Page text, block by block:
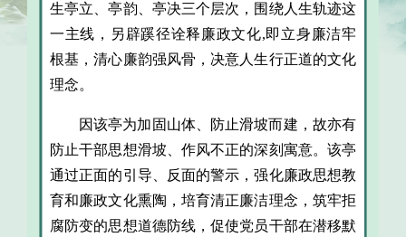
生亭立、亭韵、亭决三个层次，围绕人生轨迹这
一主线，另辟蹊径诠释廉政文化,即立身廉洁牢
根基，清心廉韵强风骨，决意人生行正道的文化
理念。
因该亭为加固山体、防止滑坡而建，故亦有
防止干部思想滑坡、作风不正的深刻寓意。该亭
通过正面的引导、反面的警示，强化廉政思想教
育和廉政文化熏陶，培育清正廉洁理念，筑牢拒
腐防变的思想道德防线，促使党员干部在潜移默